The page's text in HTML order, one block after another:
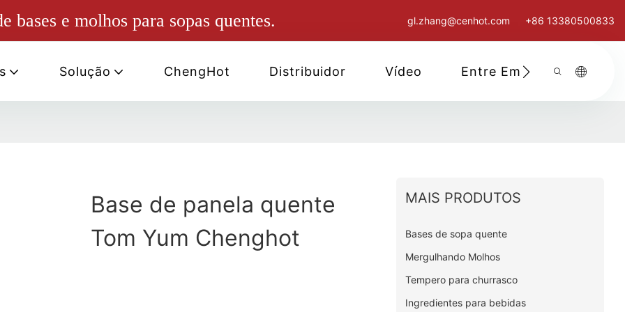
e molhos para sopas quentes. gl.zhang@cenhot.com +86 13380500833
Solução ChengHot Distribuidor Vídeo Entre Em Contato
Base de panela quente
Tom Yum Chenghot
MAIS PRODUTOS
Bases de sopa quente
Mergulhando Molhos
Tempero para churrasco
Ingredientes para bebidas